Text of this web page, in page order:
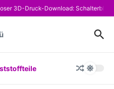
3D-Druck-Download: